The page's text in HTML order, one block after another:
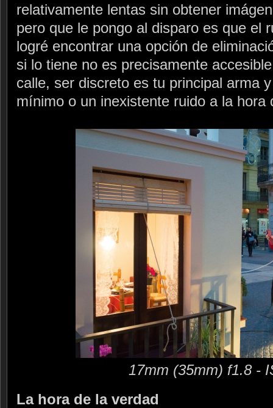
relativamente lentas sin obtener
pero que le pongo al disparo es que el
logré encontrar una opción de
si lo tiene no es precisamente
calle, ser discreto es tu principal arma
mínimo o un inexistente ruido a la hora
17mm (35mm) f1.8 -
La hora de la verdad